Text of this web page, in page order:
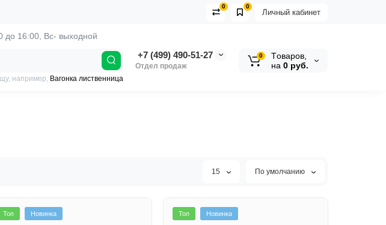
Личный кабинет
0
0
до 16:00, Вс- выходной
+7 (499) 490-51-27
Отдел продаж
например, Вагонка лиственница
0
Tоваров,
на 0 руб.
15 По умолчанию
Топ Новинка Топ Новинка